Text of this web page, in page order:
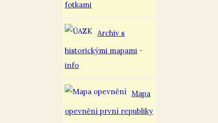
fotkami
Archiv s
historickými mapami -
info
Mapa
opevnění první republiky